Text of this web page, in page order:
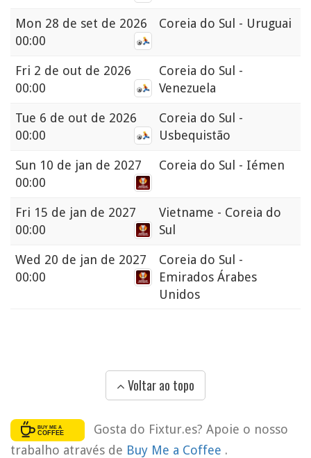
Mon 28 de set de 2026
00:00
Coreia do Sul - Uruguai
Fri 2 de out de 2026
00:00
Coreia do Sul -
Venezuela
Tue 6 de out de 2026
00:00
Coreia do Sul -
Usbequistão
Sun 10 de jan de 2027
00:00
Coreia do Sul - Iémen
Fri 15 de jan de 2027
00:00
Vietname - Coreia do
Sul
Wed 20 de jan de 2027
00:00
Coreia do Sul -
Emirados Árabes
Unidos
Voltar ao topo
Gosta do Fixtur.es? Apoie o nosso
trabalho através de Buy Me a Coffee .